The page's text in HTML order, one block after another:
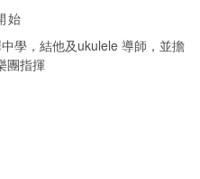
始
學，結他及ukulele 導師，並擔
團指揮